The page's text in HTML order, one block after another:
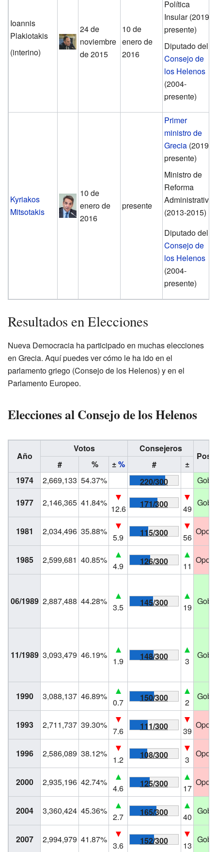
Ioannis
Plakiotakis
(interino)
24 de
noviembre
de 2015
10 de
enero de
2016
Política
Insular (2019-
presente)
Diputado del
Consejo de
los Helenos
(2004-
presente)
Kyriakos
Mitsotakis
10 de
enero de
2016
presente
Primer
ministro de
Grecia (2019-
presente)
Ministro de
Reforma
Administrativa
(2013-2015)
Diputado del
Consejo de
los Helenos
(2004-
presente)
Resultados en Elecciones
Nueva Democracia ha participado en muchas elecciones
en Grecia. Aquí puedes ver cómo le ha ido en el
parlamento griego (Consejo de los Helenos) y en el
Parlamento Europeo.
Elecciones al Consejo de los Helenos
Año
Votos Consejeros
# % ±% #
±
1974
2,669,133 54.37% 220/300
1977
2,146,365 41.84%
12.6 171/300 49
1981 2,034,496 35.88%
5.9 115/300 56
1985 2,599,681 40.85%
4.9 126/300 11
06/1989 2,887,488 44.28%
3.5 145/300 19
11/1989 3,093,479 46.19%
1.9 148/300 3
1990 3,088,137 46.89%
0.7 150/300 2
1993 2,711,737 39.30%
7.6 111/300 39
1996 2,586,089 38.12%
1.2 108/300 3
2000 2,935,196 42.74%
4.6 125/300 17
2004 3,360,424 45.36%
2.7 165/300 40
2007 2,994,979 41.87%
3.6 152/300 13